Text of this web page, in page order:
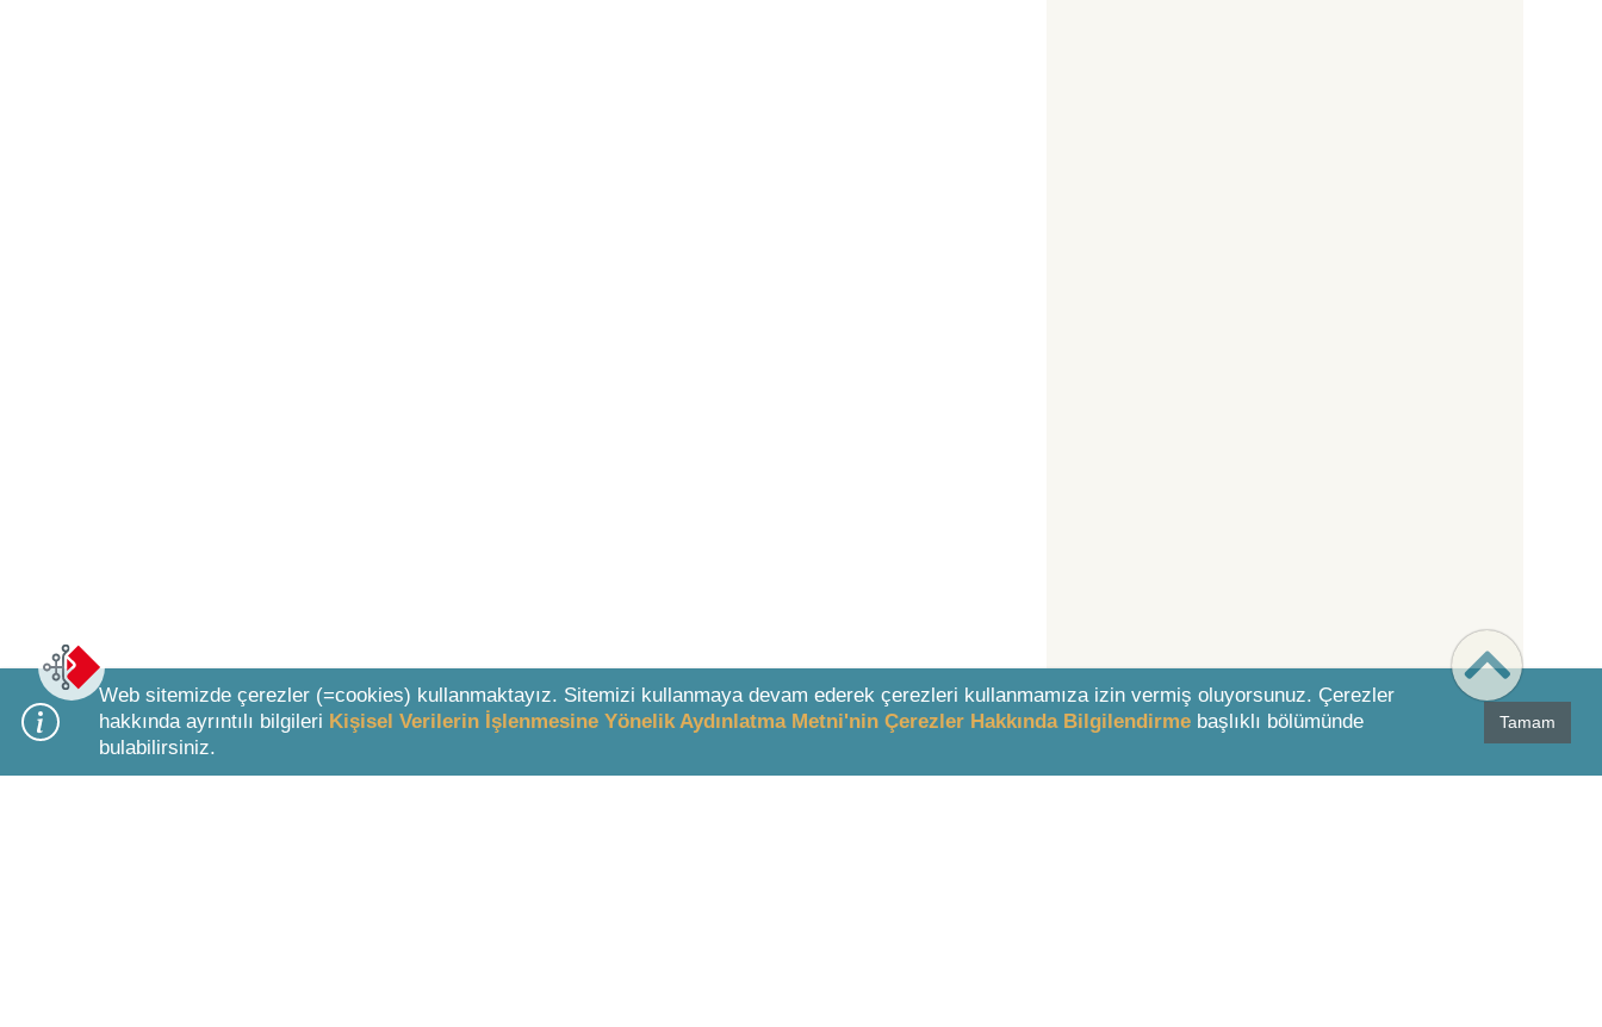
Bottom Search Toolbar Highlight Text
Web sitemizde çerezler (=cookies) kullanmaktayız. Sitemizi kullanmaya devam ederek çerezleri kullanmamıza izin vermiş oluyorsunuz. Çerezler
hakkında ayrıntılı bilgileri Kişisel Verilerin İşlenmesine Yönelik Aydınlatma Metni'nin Çerezler Hakkında Bilgilendirme başlıklı bölümünde
bulabilirsiniz.
Tamam